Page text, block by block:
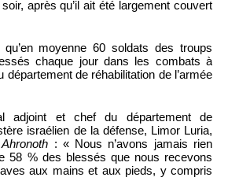
après qu’il ait été largement couvert
moyenne 60 soldats des troups
chaque jour dans les combats à
de réhabilitation de l’armée
adjoint et chef du département de
israélien de la défense, Limor Luria,
: « Nous n’avons jamais rien
58 % des blessés que nous recevons
aux mains et aux pieds, y compris